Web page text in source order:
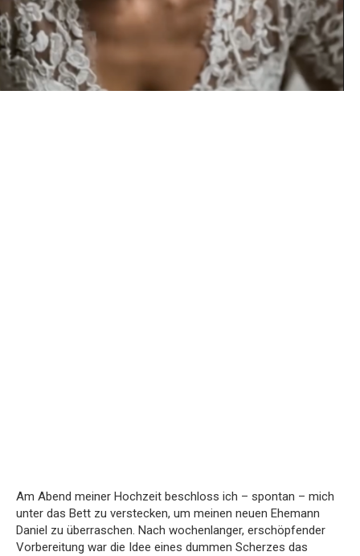
Am Abend meiner Hochzeit beschloss ich – spontan – mich
unter das Bett zu verstecken, um meinen neuen Ehemann
Daniel zu überraschen. Nach wochenlanger, erschöpfender
Vorbereitung war die Idee eines dummen Scherzes das